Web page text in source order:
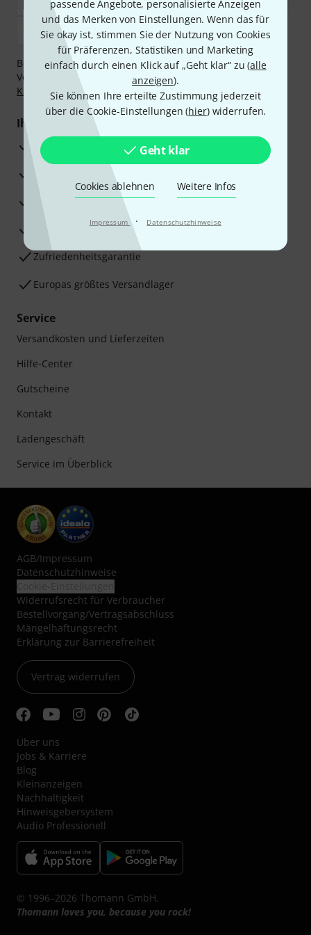
passende Angebote, personalisierte Anzeigen
und das Merken von Einstellungen. Wenn das für
Sie okay ist, stimmen Sie der Nutzung von Cookies
für Präferenzen, Statistiken und Marketing
einfach durch einen Klick auf „Geht klar“ zu (alle
anzeigen).
Sie können Ihre erteilte Zustimmung jederzeit
über die Cookie-Einstellungen (hier) widerrufen.
Geht klar
Cookies ablehnen Weitere Infos
Impressum · Datenschutzhinweise
Bezahlen Sie vertraulich und sicher per Nachnahme,
Vorkasse, PayPal, Amazon Pay,Klarna Sofort bezahlen
Klarna Ratenzahlungoder Kreditkarte.
Ihre Vorteile
3 Jahre Thomann Garantie
30 Tage Money-Back-Garantie
Reparaturservice
Beratung durch Fachexperten
Zufriedenheitsgarantie
Europas größtes Versandlager
Service
Versandkosten und Lieferzeiten
Hilfe-Center
Gutscheine
Kontakt
Ladengeschäft
Service im Überblick
AGB/Impressum
Datenschutzhinweise
Widerrufsrecht für Verbraucher
Bestellvorgang/Vertragsabschluss
Mängelhaftungsrecht
Erklärung zur Barrierefreiheit
Vertrag widerrufen
Über uns
Jobs & Karriere
Blog
Kleinanzeigen
Nachhaltigkeit
Hinweisgebersystem
Audio Professionell
© 1996–2026 Thomann GmbH.
Thomann loves you, because you rock!